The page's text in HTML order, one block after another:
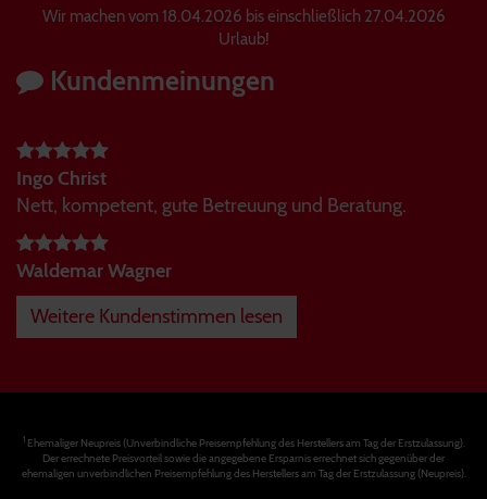
Wir machen vom 18.04.2026 bis einschließlich 27.04.2026
Urlaub!
Kundenmeinungen
Ingo Christ
Nett, kompetent, gute Betreuung und Beratung.
Waldemar Wagner
Weitere Kundenstimmen lesen
1Ehemaliger Neupreis (Unverbindliche Preisempfehlung des Herstellers am Tag der Erstzulassung).
Der errechnete Preisvorteil sowie die angegebene Ersparnis errechnet sich gegenüber der
ehemaligen unverbindlichen Preisempfehlung des Herstellers am Tag der Erstzulassung (Neupreis).